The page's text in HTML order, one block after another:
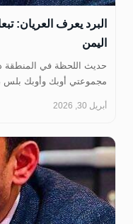
‏البرد يعرف العريان:
اليمن
حديث اللحظة في المنطقة
مجموعتي أوبك وأوبك بلس
أبريل 30, 2026